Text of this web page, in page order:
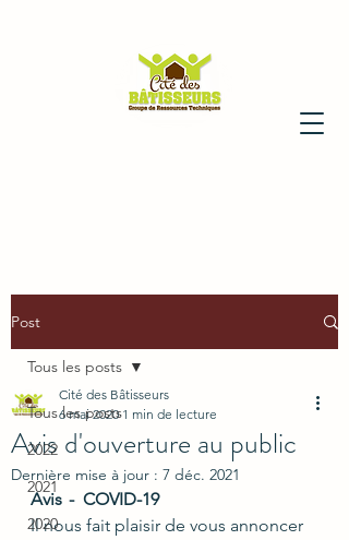
Post
Tous les posts
2022
2021
2020
Tous les posts
Avis d'ouverture au public
Cité des Bâtisseurs
6 mai 2020 1 min de lecture
Dernière mise à jour : 7 déc. 2021
Avis   -   COVID-19
Il nous fait plaisir de vous annoncer